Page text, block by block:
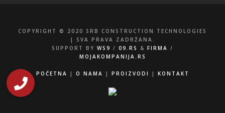
COPYRIGHT © 2020 SRB CONSTRUCTION TECHNOLOGIES
| SVA PRAVA ZADRŽANA.
SUPPORT BY WS9 / 09.RS & FIRMA /
MOJAKOMPANIJA.RS
POČETNA | O NAMA | PROIZVODI | KONTAKT